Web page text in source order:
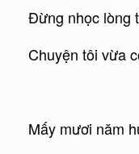
Đừng nhọc lòng
Chuyện tôi vừa
Mấy mươi năm